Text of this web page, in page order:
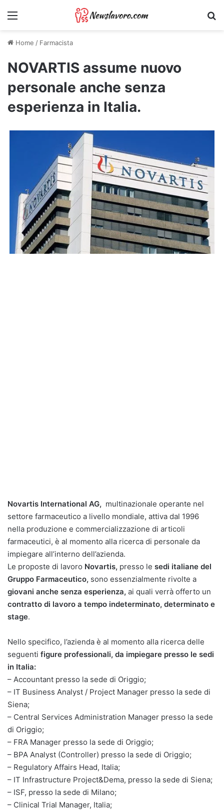
Menu
Home / Farmacista
NOVARTIS assume nuovo
personale anche senza
esperienza in Italia.
Novartis International AG, multinazionale operante nel
settore farmaceutico a livello mondiale, attiva dal 1996
nella produzione e commercializzazione di articoli
farmaceutici, è al momento alla ricerca di personale da
impiegare all’interno dell’azienda.
Le proposte di lavoro Novartis, presso le sedi italiane del
Gruppo Farmaceutico, sono essenzialmente rivolte a
giovani anche senza esperienza, ai quali verrà offerto un
contratto di lavoro a tempo indeterminato, determinato e
stage.
Nello specifico, l’azienda è al momento alla ricerca delle
seguenti figure professionali, da impiegare presso le sedi
in Italia:
– Accountant presso la sede di Origgio;
– IT Business Analyst / Project Manager presso la sede di
Siena;
– Central Services Administration Manager presso la sede
di Origgio;
– FRA Manager presso la sede di Origgio;
– BPA Analyst (Controller) presso la sede di Origgio;
– Regulatory Affairs Head, Italia;
– IT Infrastructure Project&Dema, presso la sede di Siena;
– ISF, presso la sede di Milano;
– Clinical Trial Manager, Italia;